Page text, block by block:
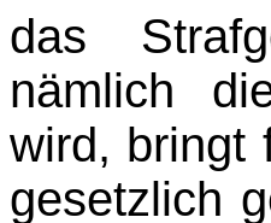
das
nämlich
wird, bringt
gesetzlich